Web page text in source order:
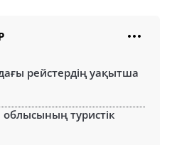
рейстердің уақытша
туристік